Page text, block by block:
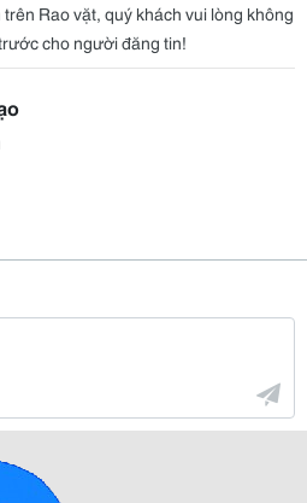
Rao vặt, quý khách vui lòng không
cho người đăng tin!